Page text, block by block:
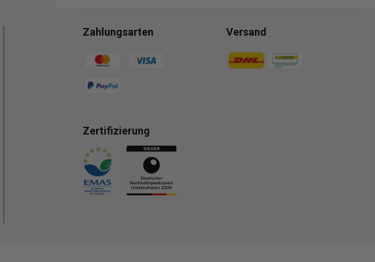
Zahlungsarten
Zahlungsmethoden
Versand
Zahlungsmethoden
Zertifizierung
Zahlungsmethoden